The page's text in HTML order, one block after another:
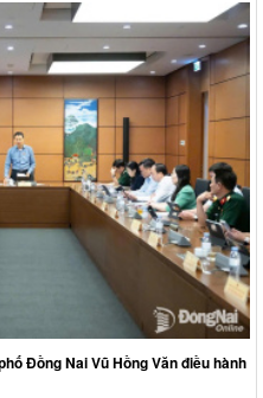
Đồng Nai Vũ Hồng Văn điều hành